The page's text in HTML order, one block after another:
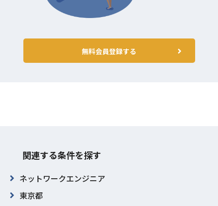
無料会員登録する
関連する条件を探す
ネットワークエンジニア
東京都